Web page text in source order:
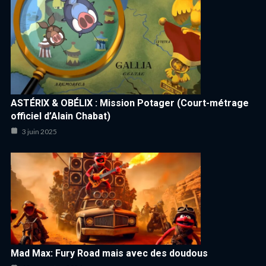
ASTÉRIX & OBÉLIX : Mission Potager (Court-métrage
officiel d’Alain Chabat)
3 juin 2025
Mad Max: Fury Road mais avec des doudous